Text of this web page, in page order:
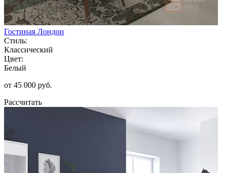
Гостиная Лондон
Стиль:
Классический
Цвет:
Белый
от 45 000 руб.
Рассчитать